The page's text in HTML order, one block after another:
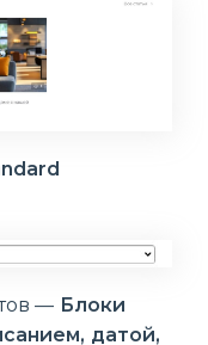
— Блоки
датой,